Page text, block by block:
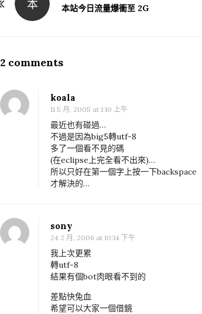
本
本站今日流量爆衝至 2G
2 comments
[
P
H
P
]
意
外
的
e
s
s
i
o
koala
11 5 月, 2005 at 1:10 上午
最近也有碰過…
不過是因為big5轉utf-8
多了一個看不見的碼
(在eclipse上完全看不出來)…
所以只好在第一個字上按一下backspace
才解決的…
sony
24 2 月, 2006 at 10:14 下午
我上次更累
轉utf-8
結果有個bot肉眼看不到的
差點快兔血
希望可以大家一個借鏡